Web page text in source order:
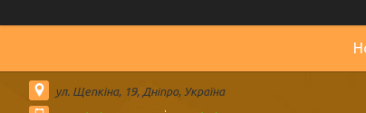
ул. Щепкіна, 19, Дніпро, Україна